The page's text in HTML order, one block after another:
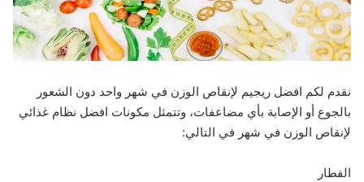
نقدم لكم افضل ريجيم لإنقاص الوزن في شهر واحد دون الشعور
بالجوع أو الإصابة بأي مضاعفات، وتتمثل مكونات افضل نظام غذائي
لإنقاص الوزن في شهر في التالي:
الفطار